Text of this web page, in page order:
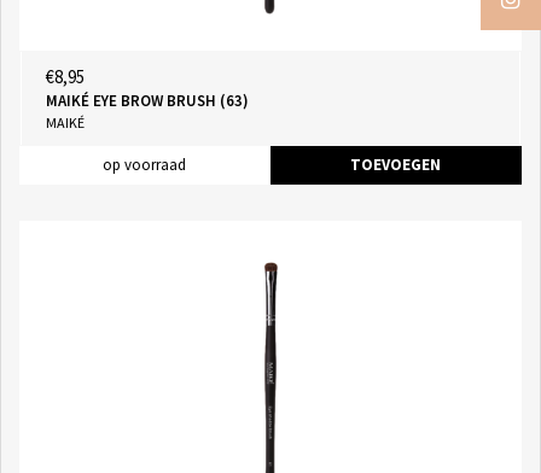
€8,95
MAIKÉ EYE BROW BRUSH (63)
MAIKÉ
op voorraad TOEVOEGEN